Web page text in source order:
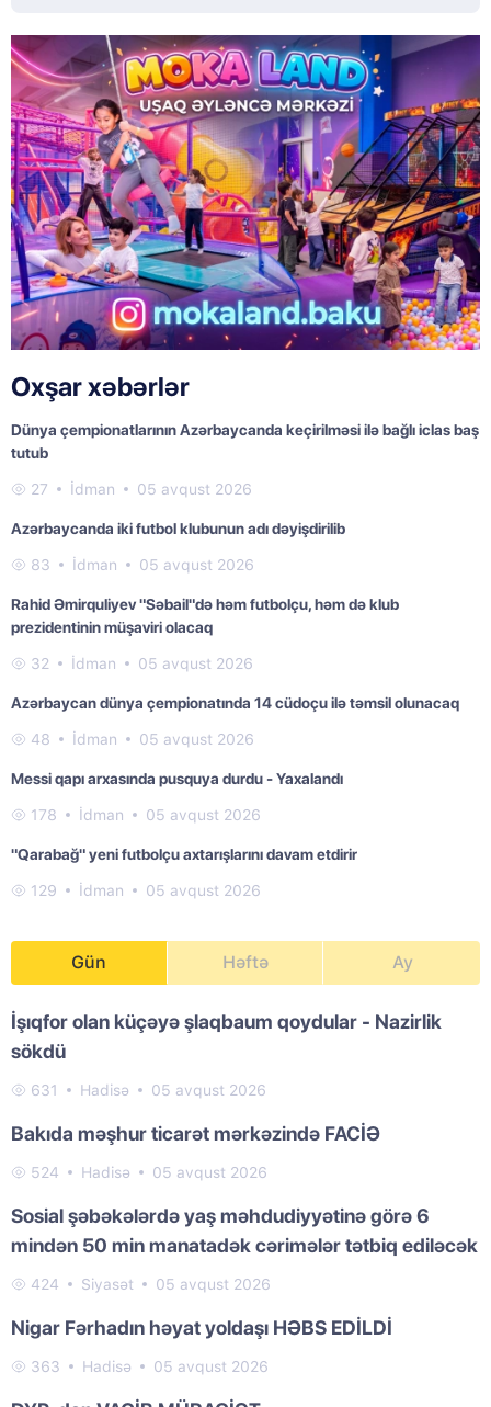
Oxşar xəbərlər
Dünya çempionatlarının Azərbaycanda keçirilməsi ilə bağlı iclas baş
tutub
27 İdman 05 avqust 2026
Azərbaycanda iki futbol klubunun adı dəyişdirilib
83 İdman 05 avqust 2026
Rahid Əmirquliyev "Səbail"də həm futbolçu, həm də klub
prezidentinin müşaviri olacaq
32 İdman 05 avqust 2026
Azərbaycan dünya çempionatında 14 cüdoçu ilə təmsil olunacaq
48 İdman 05 avqust 2026
Messi qapı arxasında pusquya durdu - Yaxalandı
178 İdman 05 avqust 2026
"Qarabağ" yeni futbolçu axtarışlarını davam etdirir
129 İdman 05 avqust 2026
Gün Həftə Ay
İşıqfor olan küçəyə şlaqbaum qoydular - Nazirlik
sökdü
631 Hadisə 05 avqust 2026
Bakıda məşhur ticarət mərkəzində FACİƏ
524 Hadisə 05 avqust 2026
Sosial şəbəkələrdə yaş məhdudiyyətinə görə 6
mindən 50 min manatadək cərimələr tətbiq ediləcək
424 Siyasət 05 avqust 2026
Nigar Fərhadın həyat yoldaşı HƏBS EDİLDİ
363 Hadisə 05 avqust 2026